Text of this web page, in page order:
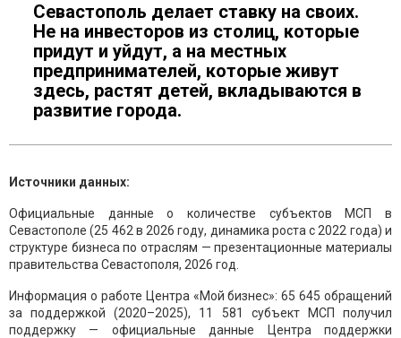
Севастополь делает ставку на своих.
Не на инвесторов из столиц, которые
придут и уйдут, а на местных
предпринимателей, которые живут
здесь, растят детей, вкладываются в
развитие города.
Источники данных:
Официальные данные о количестве субъектов МСП в
Севастополе (25 462 в 2026 году, динамика роста с 2022 года) и
структуре бизнеса по отраслям — презентационные материалы
правительства Севастополя, 2026 год.
Информация о работе Центра «Мой бизнес»: 65 645 обращений
за поддержкой (2020–2025), 11 581 субъект МСП получил
поддержку — официальные данные Центра поддержки